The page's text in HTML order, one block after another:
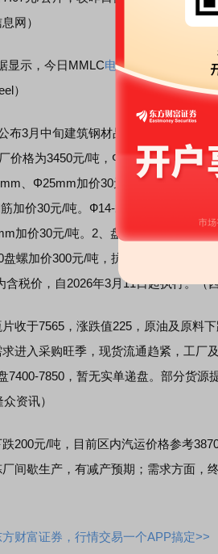
网）
显示，今日MMLC电池
（早
）
布3月中旬建筑钢材品种出厂价格调整
价格为3450元/吨，Φ10mm规格加价
、Φ25mm加价30元/吨，Φ28-32mm
加价30元/吨。Ф14-20mmHRB500螺
加价30元/吨。2、盘螺：价格不动，
螺加价300元/吨，抗震盘螺加价30元/
含税价，自2026年3月11日起执行。（
收于7565，涨跌值225，原油及原料
进入采购旺季，现货流通趋紧，工厂
7400-7850，暂无实单递盘。部分货源
资讯）
200元/吨，目前区内汽运价格参考
间歇生产，有减产预期；需求方面，
财富证券，行情交易一个APP搞定>>
方财富证券陈果：A股再平衡的
处